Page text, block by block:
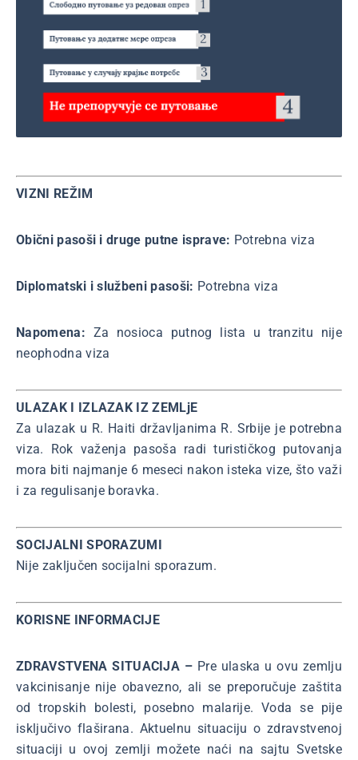
VIZNI REŽIM
Obični pasoši i druge putne isprave: Potrebna viza
Diplomatski i službeni pasoši: Potrebna viza
Napomena: Za nosioca putnog lista u tranzitu nije
neophodna viza
ULAZAK I IZLAZAK IZ ZEMLjE
Za ulazak u R. Haiti državljanima R. Srbije je potrebna
viza. Rok važenja pasoša radi turističkog putovanja
mora biti najmanje 6 meseci nakon isteka vize, što važi
i za regulisanje boravka.
SOCIJALNI SPORAZUMI
Nije zaključen socijalni sporazum.
KORISNE INFORMACIJE
ZDRAVSTVENA SITUACIJA – Pre ulaska u ovu zemlju
vakcinisanje nije obavezno, ali se preporučuje zaštita
od tropskih bolesti, posebno malarije. Voda se pije
isključivo flaširana. Aktuelnu situaciju o zdravstvenoj
situaciji u ovoj zemlji možete naći na sajtu Svetske